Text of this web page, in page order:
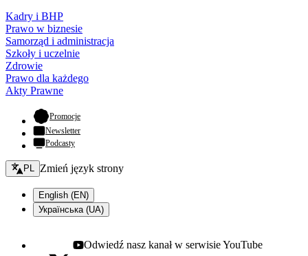
Kadry i BHP
Prawo w biznesie
Samorząd i administracja
Szkoły i uczelnie
Zdrowie
Prawo dla każdego
Akty Prawne
Promocje- otwiera się w nowej karcie
Newsletter
Podcasty
Zmień język - bieżący:
PL Zmień język strony
English (EN)
Українська (UA)
Youtube - otwiera się w nowej karcie
Odwiedź nasz kanał w serwisie YouTube